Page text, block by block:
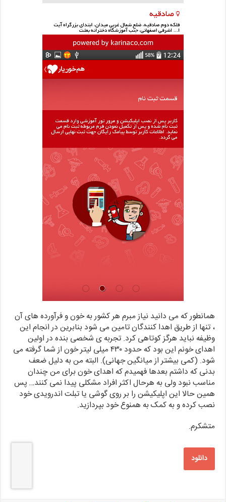
همانطور که می دانید نیاز مبرم هر کشور به خون و فرآورده های آن
، تنها از طریق اهدا کنندگان تامین می شود بنابرین در انجام این
وظیفه نباید هرگز کوتاهی کرد. تجربه ی شخصی بنده در اولین
اهدای خونم این بود که حدود ۴۳۰ میلی لیتر خون از شما گرفته می
شود. (کمی بیشتر از میانگین جهانی). البته من به دلیل ضعف
بدنی که داشتم بعدها فهمیدم که اهدای خون برای من چندان
مناسب نبود ولی به هرحال اکثر افراد مشکلی پیدا نمی کنند… پس
همین حالا این اپلیکیشن را بر روی گوشی یا تبلت اندرویدی خود
نصب کرده و به کمک به همنوع خود بپردازید.
متشکرم.
دانلود